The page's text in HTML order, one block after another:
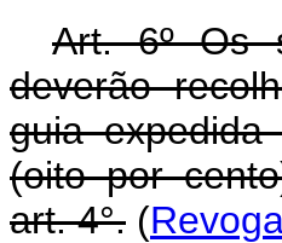
Art. 6º Os
deverão
guia expedida
(oito por
art. 4°. (